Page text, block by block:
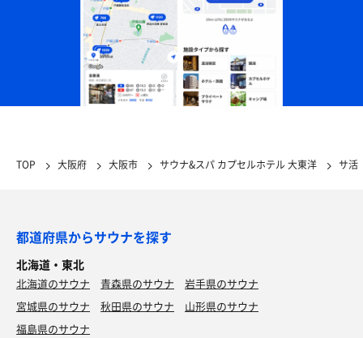
TOP 大阪府 大阪市 サウナ&スパ カプセルホテル 大東洋 サ活
都道府県からサウナを探す
北海道・東北
北海道のサウナ 青森県のサウナ
岩手県のサウナ
宮城県のサウナ
秋田県のサウナ
山形県のサウナ
福島県のサウナ